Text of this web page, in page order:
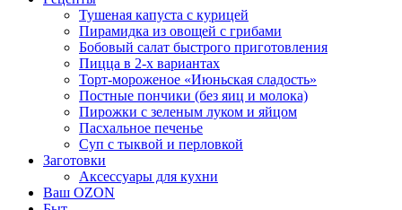
Тушеная капуста с курицей
Пирамидка из овощей с грибами
Бобовый салат быстрого приготовления
Пицца в 2-х вариантах
Торт-мороженое «Июньская сладость»
Постные пончики (без яиц и молока)
Пирожки с зеленым луком и яйцом
Пасхальное печенье
Суп с тыквой и перловкой
Заготовки
Аксессуары для кухни
Ваш OZON